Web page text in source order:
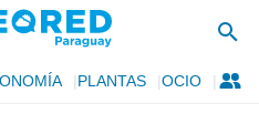
PLANTAS OCIO